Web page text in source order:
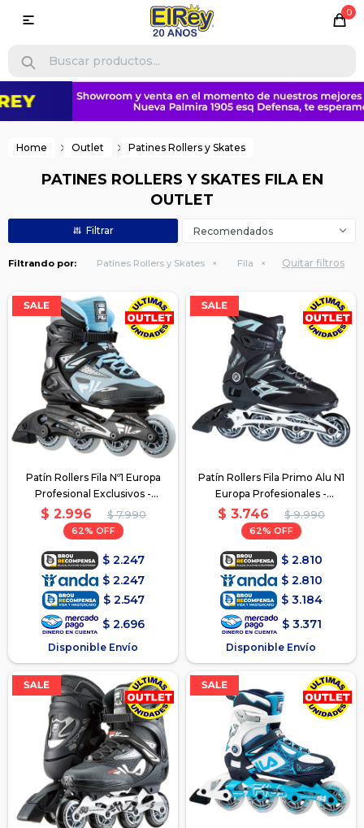
0

Home Outlet Patines Rollers y Skates
PATINES ROLLERS Y SKATES FILA EN
OUTLET
Recomendados
Filtrando por: Patines Rollers y Skates Fila Quitar filtros
Patín Rollers Fila Nº1 Europa
Profesional Exclusivos -
Celeste
$ 2.996 $ 7.990
62
$ 2.247
$ 2.247
$ 2.547
$ 2.696
Disponible Envío
Patín Rollers Fila Primo Alu N1
Europa Profesionales -
Negro/Gris
$ 3.746 $ 9.990
62
$ 2.810
$ 2.810
$ 3.184
$ 3.371
Disponible Envío